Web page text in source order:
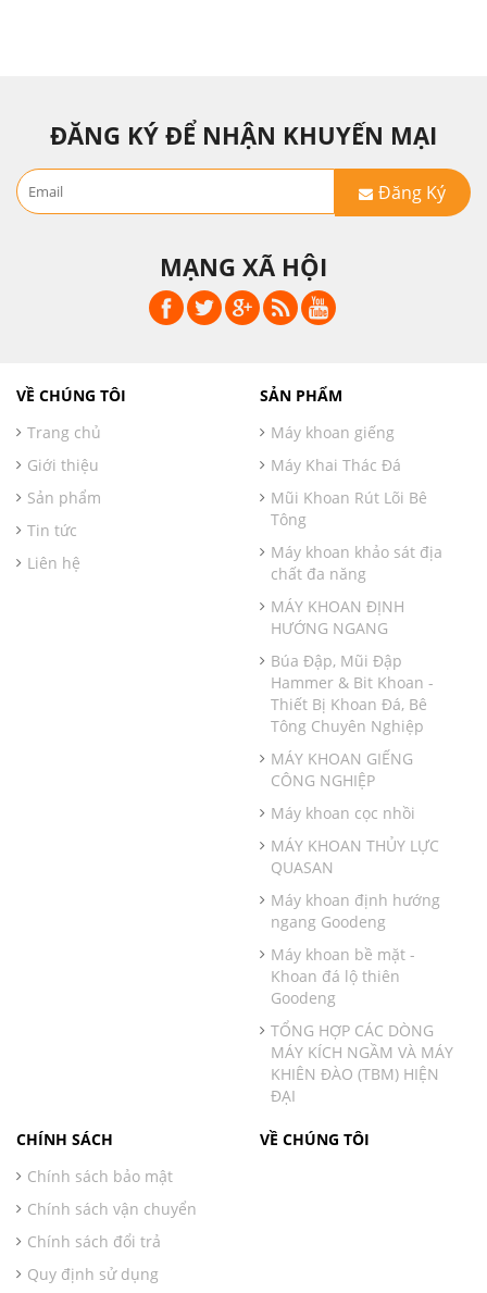
ĐĂNG KÝ ĐỂ NHẬN KHUYẾN MẠI
Đăng Ký
MẠNG XÃ HỘI
VỀ CHÚNG TÔI
Trang chủ
Giới thiệu
Sản phẩm
Tin tức
Liên hệ
SẢN PHẨM
Máy khoan giếng
Máy Khai Thác Đá
Mũi Khoan Rút Lõi Bê
Tông
Máy khoan khảo sát địa
chất đa năng
MÁY KHOAN ĐỊNH
HƯỚNG NGANG
Búa Đập, Mũi Đập
Hammer & Bit Khoan -
Thiết Bị Khoan Đá, Bê
Tông Chuyên Nghiệp
MÁY KHOAN GIẾNG
CÔNG NGHIỆP
Máy khoan cọc nhồi
MÁY KHOAN THỦY LỰC
QUASAN
Máy khoan định hướng
ngang Goodeng
Máy khoan bề mặt -
Khoan đá lộ thiên
Goodeng
TỔNG HỢP CÁC DÒNG
MÁY KÍCH NGẦM VÀ MÁY
KHIÊN ĐÀO (TBM) HIỆN
ĐẠI
CHÍNH SÁCH
Chính sách bảo mật
Chính sách vận chuyển
Chính sách đổi trả
Quy định sử dụng
VỀ CHÚNG TÔI